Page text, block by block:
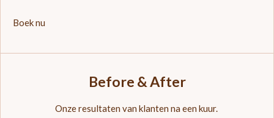
Boek nu
Before & After
Onze resultaten van klanten na een kuur.